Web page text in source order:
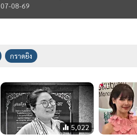
07-08-69
กราดยิง
5,022